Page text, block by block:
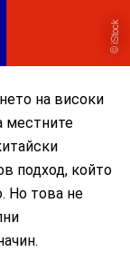
iStock
на високи
местните
подход, който
Но това не